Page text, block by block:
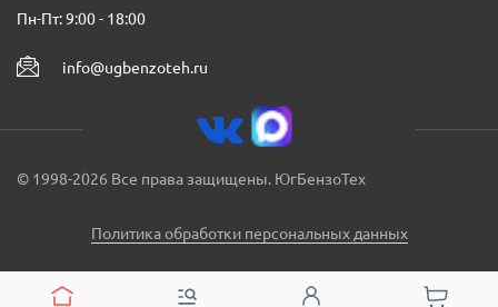
Пн-Пт: 9:00 - 18:00
info@ugbenzoteh.ru
© 1998-2026 Все права защищены. ЮгБензоТех
Политика обработки персональных данных